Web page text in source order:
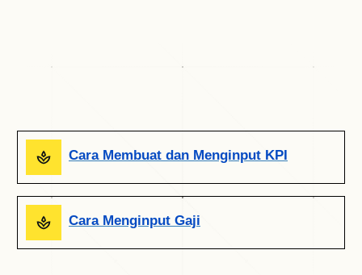
Cara Membuat dan Menginput KPI
Cara Menginput Gaji